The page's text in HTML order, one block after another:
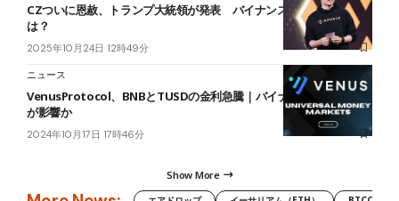
CZついに恩赦、トランプ大統領が発表 バイナンス再関与の可能性
は？
2025年10月24日 12時49分
ニュース
VenusProtocol、BNBとTUSDの金利急騰｜バイナンスにSUI上場
が影響か
2024年10月17日 17時46分
Show More